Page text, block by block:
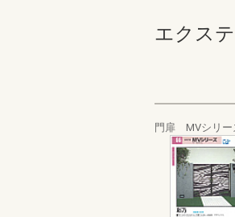
エクス
門扉 MVシリー